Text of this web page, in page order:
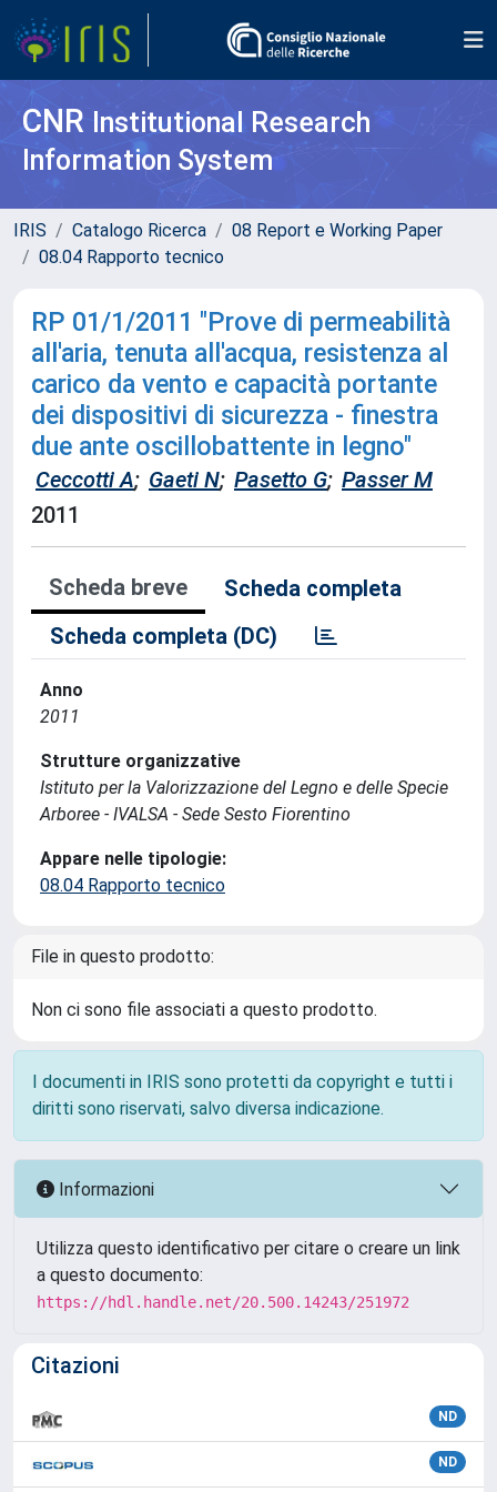
CNR Institutional Research
Information System
IRIS Catalogo Ricerca
08 Report e Working Paper
08.04 Rapporto tecnico
RP 01/1/2011 "Prove di permeabilità
all'aria, tenuta all'acqua, resistenza al
carico da vento e capacità portante
dei dispositivi di sicurezza - finestra
due ante oscillobattente in legno"
Ceccotti A; Gaeti N; Pasetto G; Passer M
2011
Scheda breve
Scheda completa
Scheda completa (DC)
Anno
2011
Strutture organizzative
Istituto per la Valorizzazione del Legno e delle Specie
Arboree - IVALSA - Sede Sesto Fiorentino
Appare nelle tipologie:
08.04 Rapporto tecnico
File in questo prodotto:
Non ci sono file associati a questo prodotto.
I documenti in IRIS sono protetti da copyright e tutti i
diritti sono riservati, salvo diversa indicazione.
Informazioni
Utilizza questo identificativo per citare o creare un link
a questo documento:
https://hdl.handle.net/20.500.14243/251972
Citazioni
ND
ND